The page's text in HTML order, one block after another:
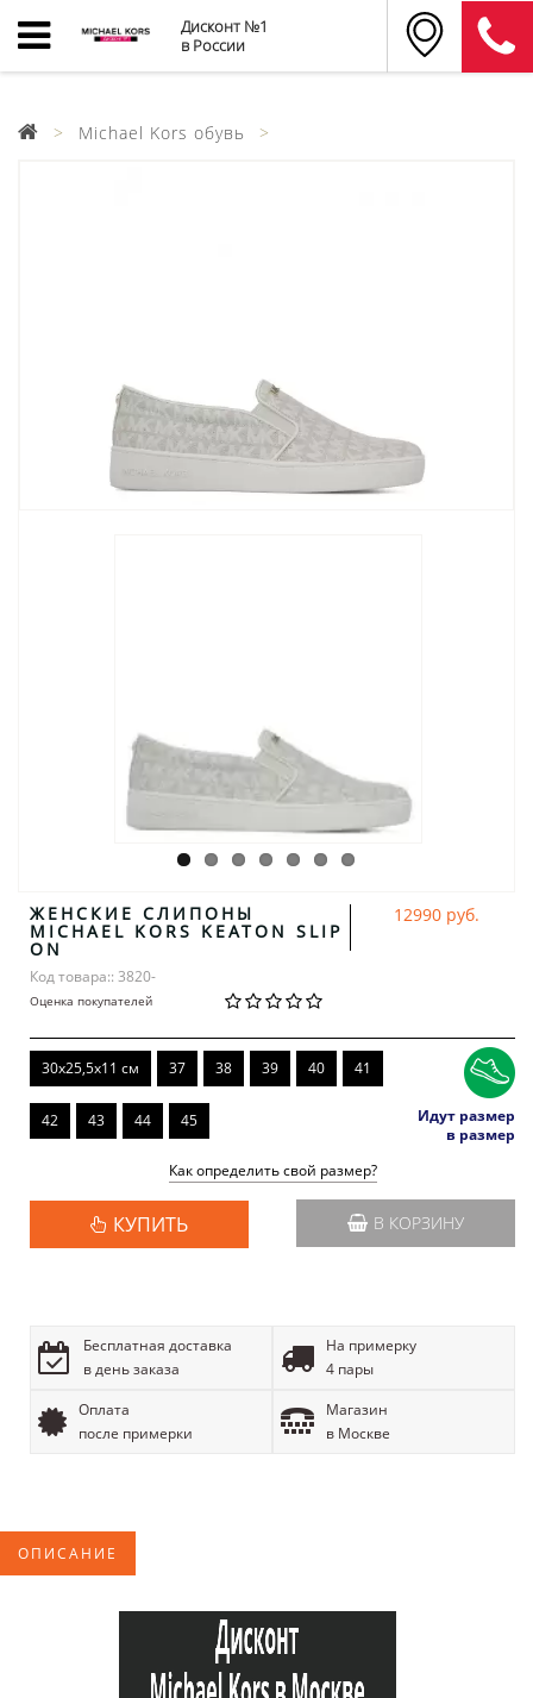
Дисконт №1
в России
Michael Kors обувь
ЖЕНСКИЕ СЛИПОНЫ
MICHAEL KORS KEATON SLIP
ON
Код товара:: 3820-
Оценка покупателей
12990 руб.
30x25,5x11 см 37 38 39 40 41
42 43 44 45
Идут размер
в размер
Как определить свой размер?
КУПИТЬ В КОРЗИНУ
Бесплатная доставка
в день заказа
На примерку
4 пары
Оплата
после примерки
Магазин
в Москве
ОПИСАНИЕ